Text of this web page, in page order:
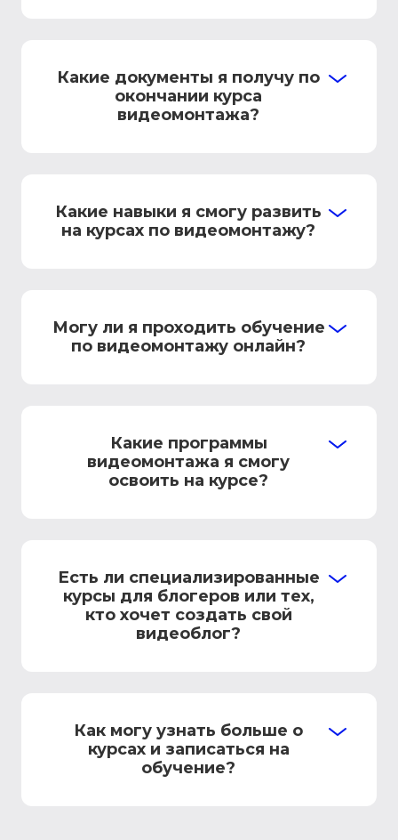
Какие документы я получу по
окончании курса
видеомонтажа?
Какие навыки я смогу развить
на курсах по видеомонтажу?
Могу ли я проходить обучение
по видеомонтажу онлайн?
Какие программы
видеомонтажа я смогу
освоить на курсе?
Есть ли специализированные
курсы для блогеров или тех,
кто хочет создать свой
видеоблог?
Как могу узнать больше о
курсах и записаться на
обучение?